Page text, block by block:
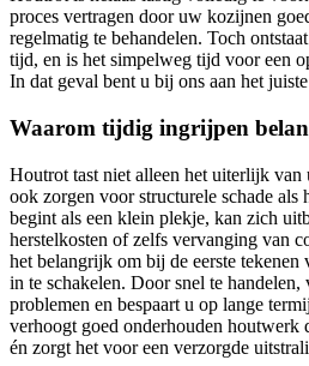
proces vertragen door uw kozijnen
regelmatig te behandelen. Toch
tijd, en is het simpelweg tijd voor een
In dat geval bent u bij ons aan het juiste
Waarom tijdig ingrijpen
Houtrot tast niet alleen het uiterlijk van
ook zorgen voor structurele schade
begint als een klein plekje, kan zich
herstelkosten of zelfs vervanging van
het belangrijk om bij de eerste tekenen
in te schakelen. Door snel te
problemen en bespaart u op lange
verhoogt goed onderhouden
én zorgt het voor een verzorgde